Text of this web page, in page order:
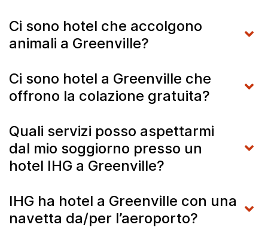
Ci sono hotel che accolgono
animali a Greenville?
Ci sono hotel a Greenville che
offrono la colazione gratuita?
Quali servizi posso aspettarmi
dal mio soggiorno presso un
hotel IHG a Greenville?
IHG ha hotel a Greenville con una
navetta da/per l’aeroporto?